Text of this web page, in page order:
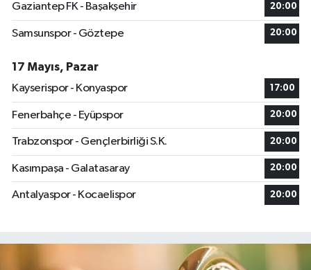
Gaziantep FK - Başakşehir 20:00
Samsunspor - Göztepe 20:00
17 Mayıs, Pazar
Kayserispor - Konyaspor
17:00
Fenerbahçe - Eyüpspor 20:00
Trabzonspor - Gençlerbirliği S.K. 20:00
Kasımpaşa - Galatasaray 20:00
Antalyaspor - Kocaelispor 20:00